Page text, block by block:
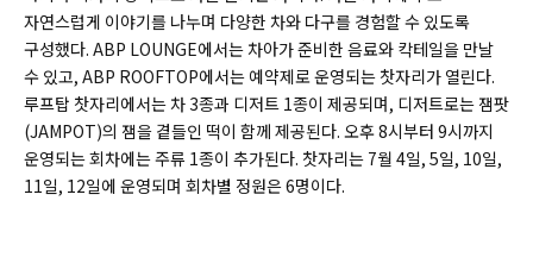
자연스럽게 이야기를 나누며 다양한 차와 다구를 경험할 수 있도록
구성했다. ABP LOUNGE에서는 차아가 준비한 음료와 칵테일을 만날
수 있고, ABP ROOFTOP에서는 예약제로 운영되는 찻자리가 열린다.
루프탑 찻자리에서는 차 3종과 디저트 1종이 제공되며, 디저트로는 잼팟
(JAMPOT)의 잼을 곁들인 떡이 함께 제공된다. 오후 8시부터 9시까지
운영되는 회차에는 주류 1종이 추가된다. 찻자리는 7월 4일, 5일, 10일,
11일, 12일에 운영되며 회차별 정원은 6명이다.